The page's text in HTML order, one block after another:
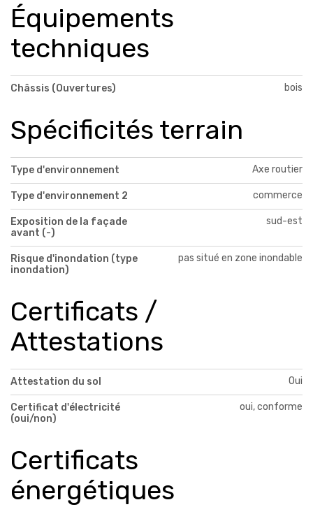
Équipements
techniques
Châssis (Ouvertures) bois
Spécificités terrain
Type d'environnement Axe routier
Type d'environnement 2 commerce
Exposition de la façade
avant (-)
sud-est
Risque d'inondation (type
inondation)
pas situé en zone inondable
Certificats /
Attestations
Attestation du sol Oui
Certificat d'électricité
(oui/non)
oui, conforme
Certificats
énergétiques